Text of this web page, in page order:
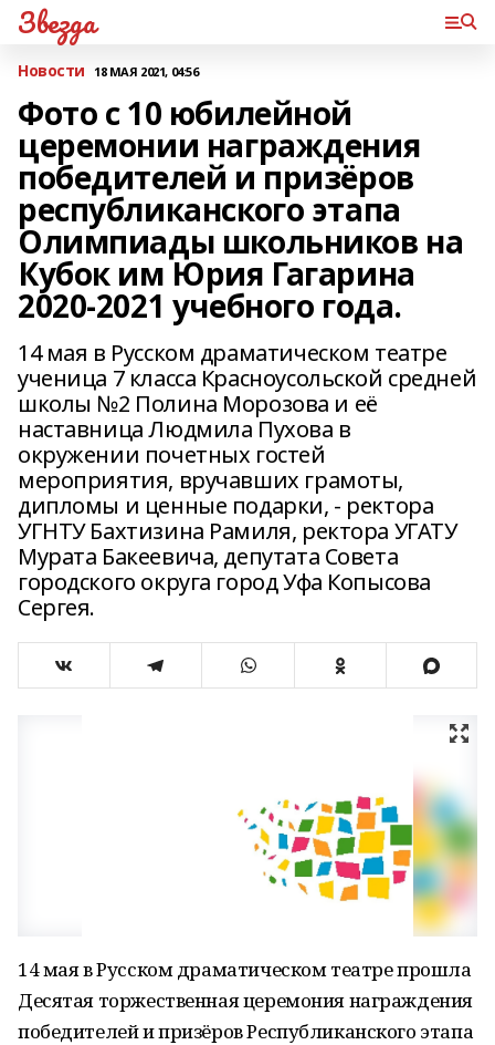
Звезда
Новости 18 МАЯ 2021, 04:56
Фото с 10 юбилейной
церемонии награждения
победителей и призёров
республиканского этапа
Олимпиады школьников на
Кубок им Юрия Гагарина
2020-2021 учебного года.
14 мая в Русском драматическом театре
ученица 7 класса Красноусольской средней
школы №2 Полина Морозова и её
наставница Людмила Пухова в
окружении почетных гостей
мероприятия, вручавших грамоты,
дипломы и ценные подарки, - ректора
УГНТУ Бахтизина Рамиля, ректора УГАТУ
Мурата Бакеевича, депутата Совета
городского округа город Уфа Копысова
Сергея.
14 мая в Русском драматическом театре прошла
Десятая торжественная церемония награждения
победителей и призёров Республиканского этапа